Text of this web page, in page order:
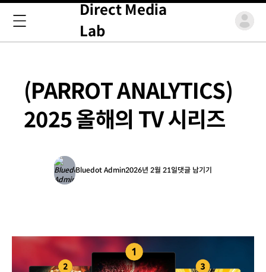
Direct Media
Lab
(PARROT ANALYTICS)
2025 올해의 TV 시리즈
Bluedot Admin2026년 2월 21일댓글 남기기